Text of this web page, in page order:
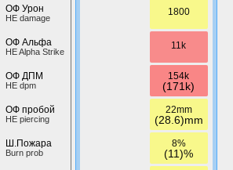
ОФ Урон
HE damage
ОФ Альфа
HE Alpha Strike
ОФ ДПМ
HE dpm
ОФ пробой
HE piercing
Ш.Пожара
Burn prob
1800
11k
154k
(171k)
22mm
(28.6)mm
8%
(11)%